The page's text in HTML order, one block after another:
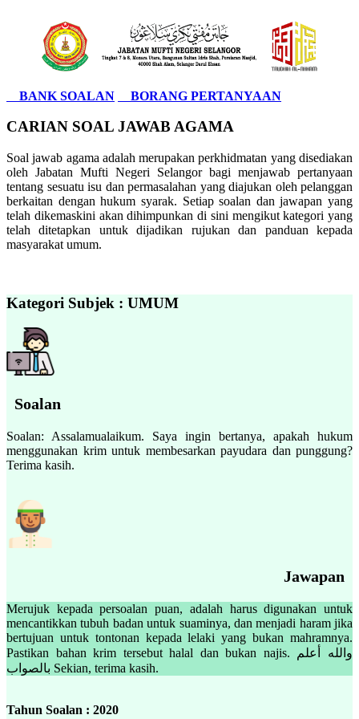
BANK SOALAN BORANG PERTANYAAN
CARIAN SOAL JAWAB AGAMA
Soal jawab agama adalah merupakan perkhidmatan yang disediakan
oleh Jabatan Mufti Negeri Selangor bagi menjawab pertanyaan
tentang sesuatu isu dan permasalahan yang diajukan oleh pelanggan
berkaitan dengan hukum syarak. Setiap soalan dan jawapan yang
telah dikemaskini akan dihimpunkan di sini mengikut kategori yang
telah ditetapkan untuk dijadikan rujukan dan panduan kepada
masyarakat umum.
Kategori Subjek : UMUM
Soalan
Soalan: Assalamualaikum. Saya ingin bertanya, apakah hukum
menggunakan krim untuk membesarkan payudara dan punggung?
Terima kasih.
Jawapan
Merujuk kepada persoalan puan, adalah harus digunakan untuk
mencantikkan tubuh badan untuk suaminya, dan menjadi haram jika
bertujuan untuk tontonan kepada lelaki yang bukan mahramnya.
Pastikan bahan krim tersebut halal dan bukan najis. والله أعلم
بالصواب Sekian, terima kasih.
Tahun Soalan : 2020